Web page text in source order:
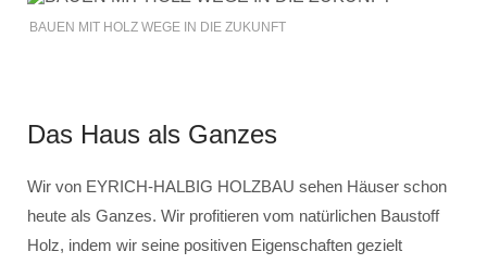
BAUEN MIT HOLZ WEGE IN DIE ZUKUNFT
Das Haus als Ganzes
Wir von EYRICH-HALBIG HOLZBAU sehen Häuser schon
heute als Ganzes. Wir profitieren vom natürlichen Baustoff
Holz, indem wir seine positiven Eigenschaften gezielt